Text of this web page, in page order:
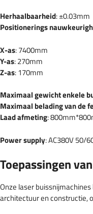
Herhaalbaarheid: ±0.03mm
Positionerings
X-as: 7400mm
Y-as: 270mm
Z-as: 170mm
Maximaal gewicht enkele
Maximaal belading van de
Laad afmeting:
Power supply: AC380V 50/
Toepassingen
Onze laser
architectuur en constructie,